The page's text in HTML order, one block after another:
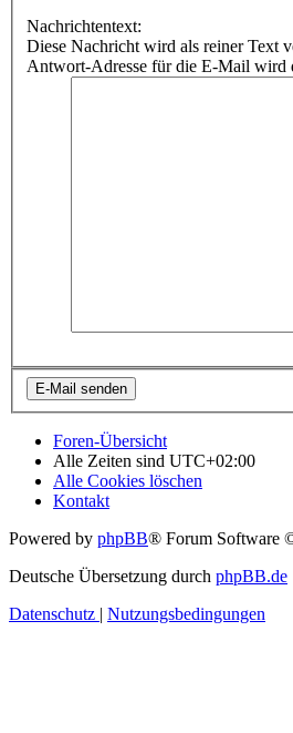
Nachrichtentext:
Diese Nachricht wird als reiner Text
Antwort-Adresse für die E-Mail wird
Foren-Übersicht
Alle Zeiten sind UTC+02:00
Alle Cookies löschen
Kontakt
Powered by phpBB® Forum Software
Deutsche Übersetzung durch phpBB.de
Datenschutz | Nutzungsbedingungen